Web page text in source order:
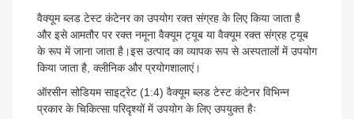
वैक्यूम ब्लड टेस्ट कंटेनर का उपयोग रक्त संग्रह के लिए किया जाता है
और इसे आमतौर पर रक्त नमूना वैक्यूम ट्यूब या वैक्यूम रक्त संग्रह ट्यूब
के रूप में जाना जाता है।इस उत्पाद का व्यापक रूप से अस्पतालों में उपयोग
किया जाता है, क्लीनिक और प्रयोगशालाएं।
ऑरसीन सोडियम साइट्रेट (1:4) वैक्यूम ब्लड टेस्ट कंटेनर विभिन्न
प्रकार के चिकित्सा परिदृश्यों में उपयोग के लिए उपयुक्त हैः